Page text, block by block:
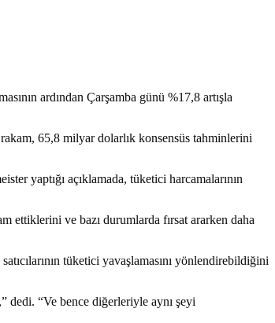
ardından Çarşamba günü %17,8 artışla
65,8 milyar dolarlık konsensüs tahminlerini
yaptığı açıklamada, tüketici harcamalarının
ettiklerini ve bazı durumlarda fırsat ararken daha
tüketici yavaşlamasını yönlendirebildiğini
dedi. “Ve bence diğerleriyle aynı şeyi